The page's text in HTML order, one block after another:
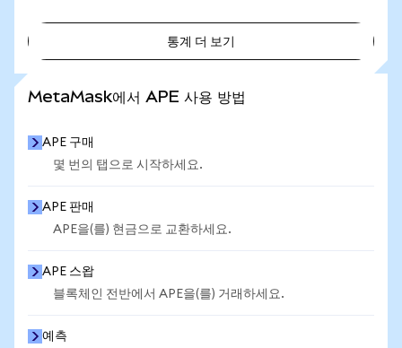
통계 더 보기
MetaMask에서 APE 사용 방법
APE 구매
몇 번의 탭으로 시작하세요.
APE 판매
APE을(를) 현금으로 교환하세요.
APE 스왑
블록체인 전반에서 APE을(를) 거래하세요.
예측